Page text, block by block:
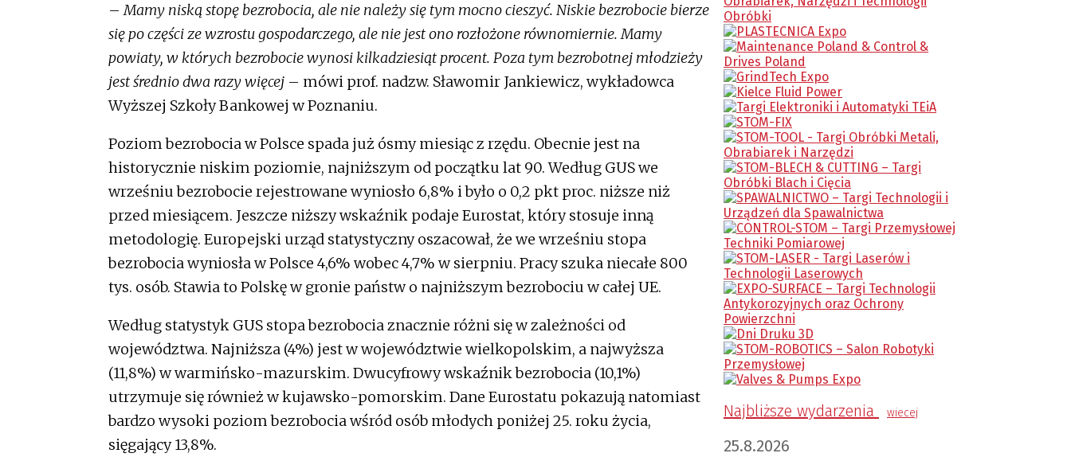
–Mamy niską stopę bezrobocia, ale nie należy się tym mocno cieszyć. Niskie bezrobocie bierze
się po części ze wzrostu gospodarczego, ale nie jest ono rozłożone równomiernie. Mamy
powiaty, w których bezrobocie wynosi kilkadziesiąt procent. Poza tym bezrobotnej młodzieży
jest średnio dwa razy więcej – mówi prof. nadzw. Sławomir Jankiewicz, wykładowca
Wyższej Szkoły Bankowej w Poznaniu.
Poziom bezrobocia w Polsce spada już ósmy miesiąc z rzędu. Obecnie jest na
historycznie niskim poziomie, najniższym od początku lat 90. Według GUS we
wrześniu bezrobocie rejestrowane wyniosło 6,8% i było o 0,2 pkt proc. niższe niż
przed miesiącem. Jeszcze niższy wskaźnik podaje Eurostat, który stosuje inną
metodologię. Europejski urząd statystyczny oszacował, że we wrześniu stopa
bezrobocia wyniosła w Polsce 4,6% wobec 4,7% w sierpniu. Pracy szuka niecałe 800
tys. osób. Stawia to Polskę w gronie państw o najniższym bezrobociu w całej UE.
Według statystyk GUS stopa bezrobocia znacznie różni się w zależności od
województwa. Najniższa (4%) jest w województwie wielkopolskim, a najwyższa
(11,8%) w warmińsko-mazurskim. Dwucyfrowy wskaźnik bezrobocia (10,1%)
utrzymuje się również w kujawsko-pomorskim. Dane Eurostatu pokazują natomiast
bardzo wysoki poziom bezrobocia wśród osób młodych poniżej 25. roku życia,
sięgający 13,8%.
Najbliższe wydarzenia wiecej
25.8.2026